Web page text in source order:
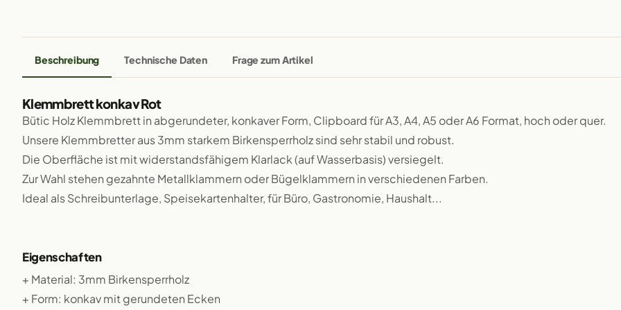
Beschreibung Technische Daten Frage zum Artikel
Klemmbrett konkav Rot
Bütic Holz Klemmbrett in abgerundeter, konkaver Form, Clipboard für A3, A4, A5 oder A6 Format, hoch oder quer.
Unsere Klemmbretter aus 3mm starkem Birkensperrholz sind sehr stabil und robust.
Die Oberfläche ist mit widerstandsfähigem Klarlack (auf Wasserbasis) versiegelt.
Zur Wahl stehen gezahnte Metallklammern oder Bügelklammern in verschiedenen Farben.
Ideal als Schreibunterlage, Speisekartenhalter, für Büro, Gastronomie, Haushalt...
Eigenschaften
+ Material: 3mm Birkensperrholz
+ Form: konkav mit gerundeten Ecken